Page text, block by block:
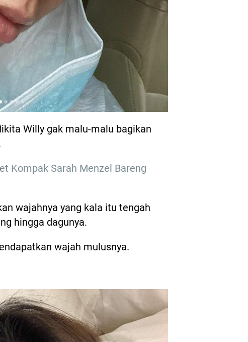
Willy gak malu-malu bagikan
Kompak Sarah Menzel Bareng
wajahnya yang kala itu tengah
hingga dagunya.
wajah mulusnya.